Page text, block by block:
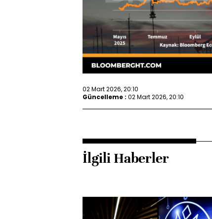
02 Mart 2026, 20:10
Güncelleme : 02 Mart 2026, 20:10
İlgili Haberler